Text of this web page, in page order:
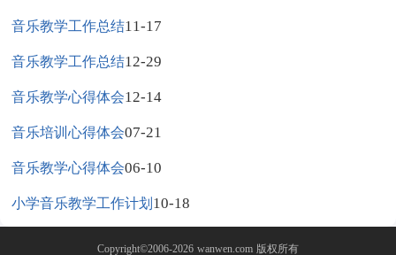
音乐教学工作总结11-17
音乐教学工作总结12-29
音乐教学心得体会12-14
音乐培训心得体会07-21
音乐教学心得体会06-10
小学音乐教学工作计划 10-18
Copyright©2006-2026 wanwen.com 版权所有